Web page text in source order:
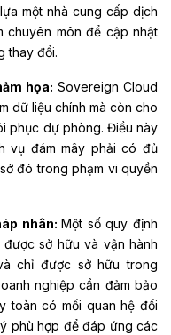
một nhà cung cấp dịch
chuyên môn để cập nhật
thay đổi.
họa: Sovereign Cloud
dữ liệu chính mà còn cho
phục dự phòng. Điều này
vụ đám mây phải có đủ
đó trong phạm vi quyền
nhân:Một số quy định
sở hữu và vận hành
chỉ được sở hữu trong
nghiệp cần đảm bảo
toàn có mối quan hệ đối
phù hợp để đáp ứng các